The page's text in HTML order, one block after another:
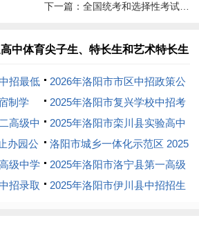
下一篇： 全国统考和选择性考试于6月7、8、9日举行。
中体育尖子生、特长生和艺术特长生
招最低
2026年洛阳市市区中招政策公
布！
制学
2025年洛阳市复兴学校中招考
试高中录取分数线
高级中
2025年洛阳市栾川县实验高中
关于 高一新生招生有关事宜的
通告
办园公
洛阳市城乡一体化示范区 2025
年义务教育学校阳光招生工作方
案
级中学
2025年洛阳市洛宁县第一高级
中学录取分数线
招录取
2025年洛阳市伊川县中招招生